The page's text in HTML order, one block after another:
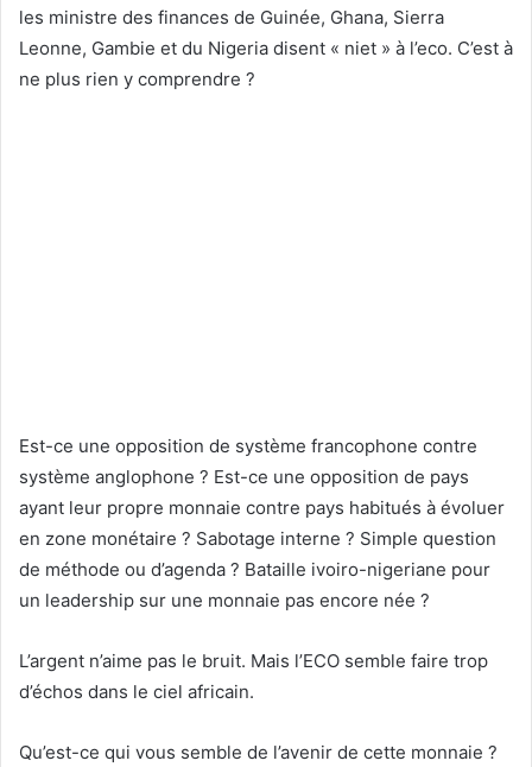
les ministre des finances de Guinée, Ghana, Sierra
Leonne, Gambie et du Nigeria disent « niet » à l’eco. C’est à
ne plus rien y comprendre ?
Est-ce une opposition de système francophone contre
système anglophone ? Est-ce une opposition de pays
ayant leur propre monnaie contre pays habitués à évoluer
en zone monétaire ? Sabotage interne ? Simple question
de méthode ou d’agenda ? Bataille ivoiro-nigeriane pour
un leadership sur une monnaie pas encore née ?
L’argent n’aime pas le bruit. Mais l’ECO semble faire trop
d’échos dans le ciel africain.
Qu’est-ce qui vous semble de l’avenir de cette monnaie ?